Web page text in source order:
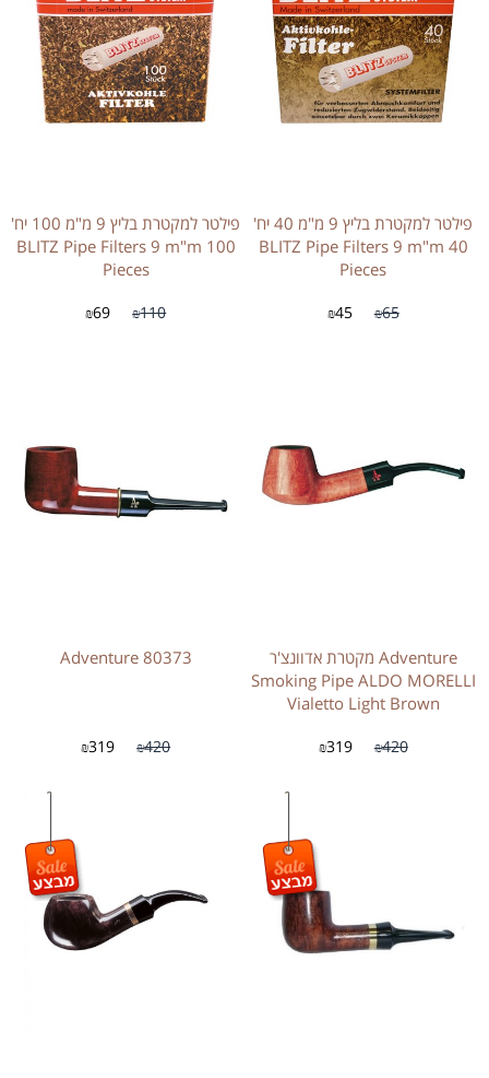
פילטר למקטרת בליץ 9 מ"מ 40 יח'
BLITZ Pipe Filters 9 m"m 40
Pieces
₪65
₪45
פילטר למקטרת בליץ 9 מ"מ 100 יח'
BLITZ Pipe Filters 9 m"m 100
Pieces
₪110
₪69
Adventure מקטרת אדוונצ'ר
Smoking Pipe ALDO MORELLI
Vialetto Light Brown
₪420
₪319
Adventure 80373
₪420
₪319